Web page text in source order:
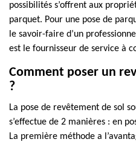
possibilités s’offrent aux
parquet. Pour une pose de
le savoir-faire d’un
est le fournisseur de service à
Comment poser un
?
La pose de revêtement de sol
s’effectue de 2 manières : en
La première méthode a